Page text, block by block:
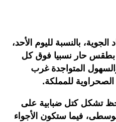
الجوية، بالنسبة لليوم الأحد،
بطقس حار نسبيا فوق كل
المتواجدة غرب
الصحراوية للمملكة.
تشكل كتل ضبابية على
فيما ستكون الأجواء